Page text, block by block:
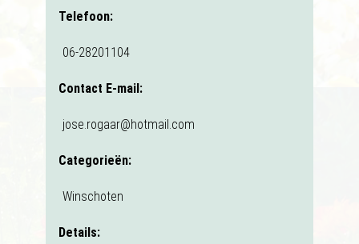
Telefoon:
06-28201104
Contact E-mail:
jose.rogaar@hotmail.com
Categorieën:
Winschoten
Details: